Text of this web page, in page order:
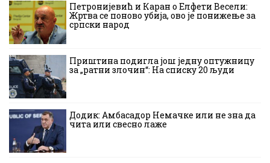
Петронијевић и Каран о Елфети Весели:
Жртва се поново убија, ово је понижење за
српски народ
Приштина подигла још једну оптужницу
за „ратни злочин“: На списку 20 људи
Додик: Амбасадор Немачке или не зна да
чита или свесно лаже